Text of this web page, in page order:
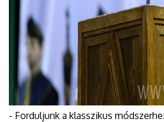
- Forduljunk a klasszikus